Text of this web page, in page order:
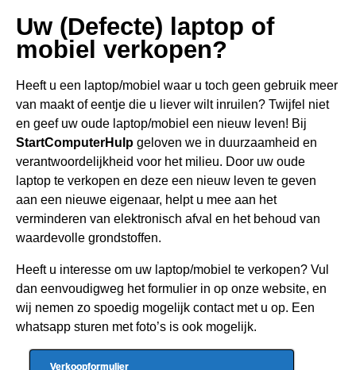
Uw (Defecte) laptop of
mobiel verkopen?
Heeft u een laptop/mobiel waar u toch geen gebruik meer
van maakt of eentje die u liever wilt inruilen? Twijfel niet
en geef uw oude laptop/mobiel een nieuw leven! Bij
StartComputerHulp geloven we in duurzaamheid en
verantwoordelijkheid voor het milieu. Door uw oude
laptop te verkopen en deze een nieuw leven te geven
aan een nieuwe eigenaar, helpt u mee aan het
verminderen van elektronisch afval en het behoud van
waardevolle grondstoffen.
Heeft u interesse om uw laptop/mobiel te verkopen? Vul
dan eenvoudigweg het formulier in op onze website, en
wij nemen zo spoedig mogelijk contact met u op. Een
whatsapp sturen met foto’s is ook mogelijk.
Verkoopformulier